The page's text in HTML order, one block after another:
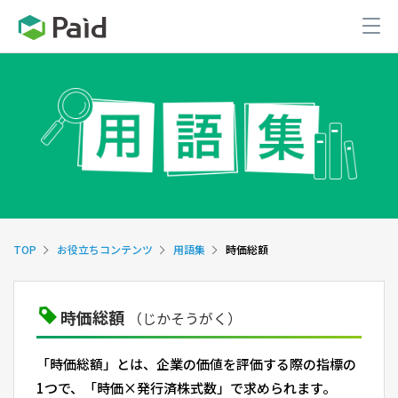
TOP お役立ちコンテンツ 用語集 時価総額
時価総額 （じかそうがく）
「時価総額」とは、企業の価値を評価する際の指標の
1つで、「時価×発行済株式数」で求められます。